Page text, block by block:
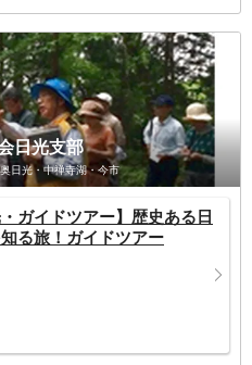
日光支部
日光・中禅寺湖・今市
・ガイドツアー】歴史ある日
る旅！ガイドツアー